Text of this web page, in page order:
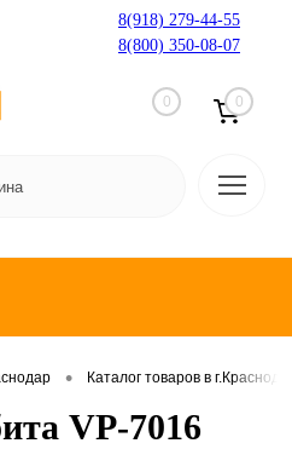
8(918) 279-44-55
8(800) 350-08-07
0 0
• Каталог товаров в
VP-7016